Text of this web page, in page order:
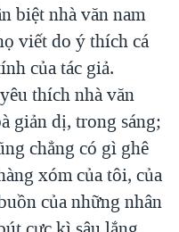
biệt nhà văn nam
viết do ý thích cá
của tác giả.
thích nhà văn
giản dị, trong sáng;
chẳng có gì ghê
xóm của tôi, của
của những nhân